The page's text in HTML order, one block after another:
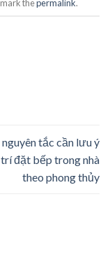
thepermalink.
tắc cần lưu ý
đặt bếp trong nhà
theo phong thủy